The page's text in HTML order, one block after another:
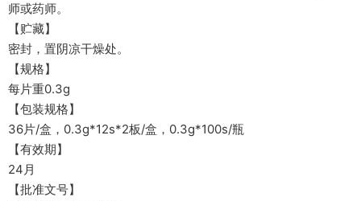
师或药师。
【贮藏】
密封，置阴凉干燥处。
【规格】
每片重0.3g
【包装规格】
36片/盒，0.3g*12s*2板/盒，0.3g*100s/瓶
【有效期】
24月
【批准文号】